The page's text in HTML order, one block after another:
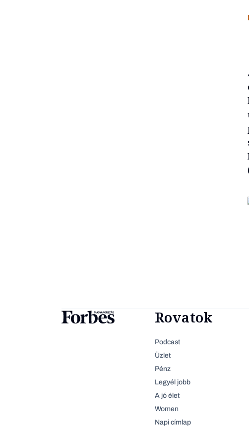
Rovatok
Podcast
Üzlet
Pénz
Legyél jobb
A jó élet
Women
Napi címlap